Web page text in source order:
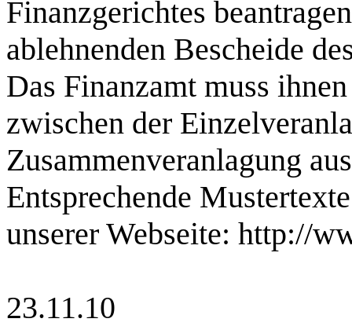
Finanzgerichtes
ablehnenden Bescheide
Das Finanzamt muss
zwischen der
Zusammenveranlagung
Entsprechende
unserer Webseite: http://
23.11.10